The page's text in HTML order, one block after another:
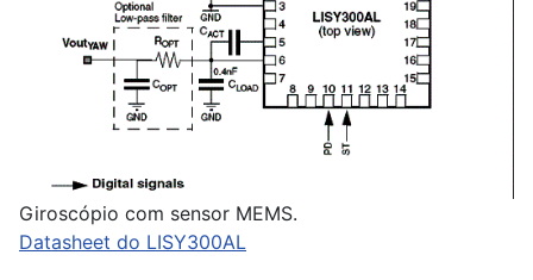
Giroscópio com sensor MEMS.
Datasheet do LISY300AL